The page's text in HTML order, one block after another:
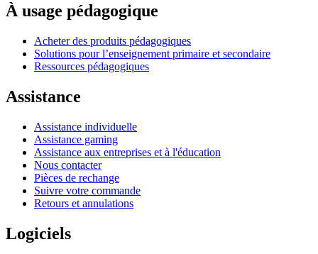
À usage pédagogique
Acheter des produits pédagogiques
Solutions pour l’enseignement primaire et secondaire
Ressources pédagogiques
Assistance
Assistance individuelle
Assistance gaming
Assistance aux entreprises et à l'éducation
Nous contacter
Pièces de rechange
Suivre votre commande
Retours et annulations
Logiciels